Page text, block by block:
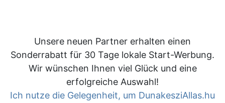
Unsere neuen Partner erhalten einen
Sonderrabatt für 30 Tage lokale Start-Werbung.
Wir wünschen Ihnen viel Glück und eine
erfolgreiche Auswahl!
Ich nutze die Gelegenheit, um DunakesziAllas.hu